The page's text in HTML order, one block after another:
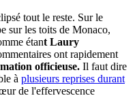
tout le reste. Sur le
sur les toits de Monaco,
étant Laury
ont rapidement
officieuse. Il faut dire
à plusieurs reprises durant
de l'effervescence